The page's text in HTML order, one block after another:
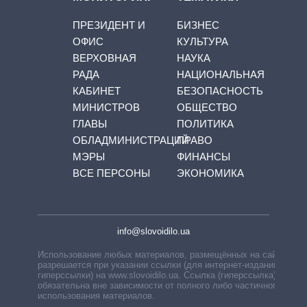
ПРЕЗИДЕНТ И
ОФИС
ВЕРХОВНАЯ
РАДА
КАБИНЕТ
МИНИСТРОВ
ГЛАВЫ
ОБЛАДМИНИСТРАЦИЙ
МЭРЫ
ВСЕ ПЕРСОНЫ
БИЗНЕС
КУЛЬТУРА
НАУКА
НАЦИОНАЛЬНАЯ
БЕЗОПАСНОСТЬ
ОБЩЕСТВО
ПОЛИТИКА
ПРАВО
ФИНАНСЫ
ЭКОНОМИКА
info@slovoidilo.ua
Использование любых материалов, размещённых на сайте,
разрешается при указании ссылки (для интернет-изданий —
гиперссылки) на www.slovoidilo.ua. Ссылка (гиперссылка)
обязательна вне зависимости от полного либо частичного
использования материалов.